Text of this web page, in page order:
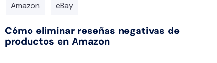
Amazon eBay
Cómo eliminar reseñas negativas de
productos en Amazon